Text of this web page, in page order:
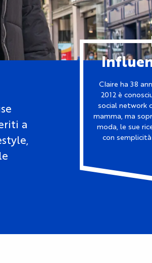
a
Claire ha 38
2012 è
social network
mamma, ma
moda, le sue
con